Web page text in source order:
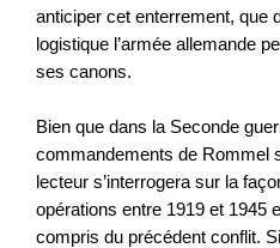
anticiper cet enterrement, que
logistique l’armée allemande
ses canons.
Bien que dans la Seconde
commandements de Rommel
lecteur s’interrogera sur la
opérations entre 1919 et 1945
compris du précédent conflit.